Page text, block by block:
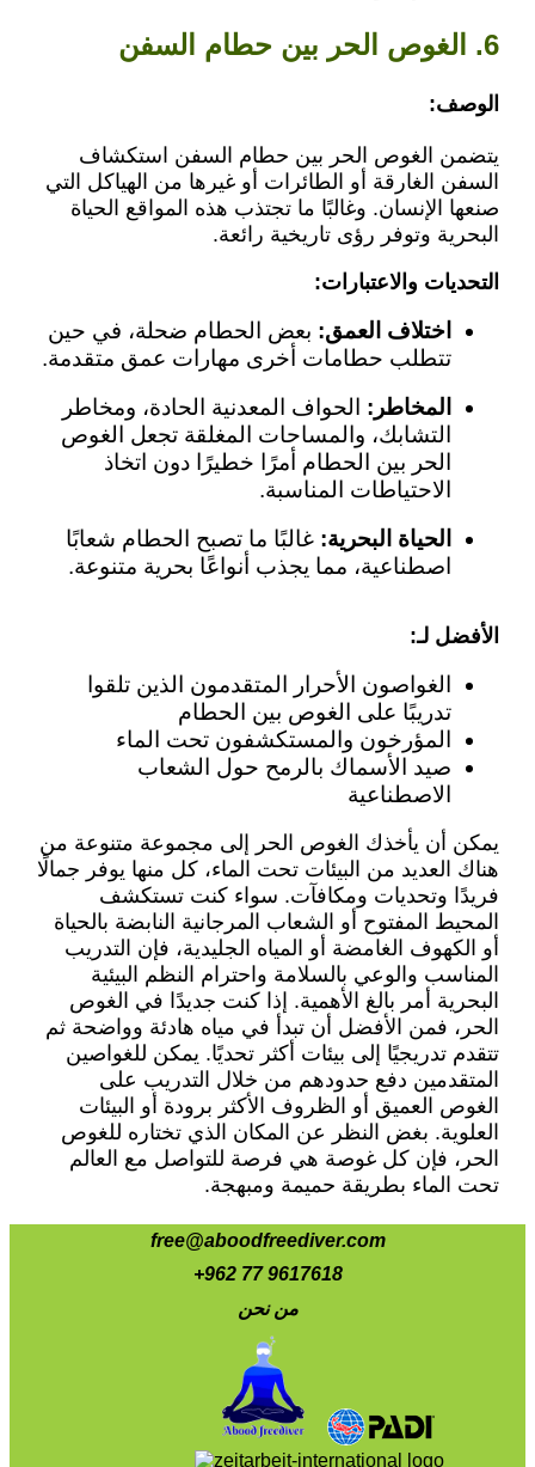
6. الغوص الحر بين حطام السفن
الوصف:
يتضمن الغوص الحر بين حطام السفن استكشاف
السفن الغارقة أو الطائرات أو غيرها من الهياكل التي
صنعها الإنسان. وغالبًا ما تجتذب هذه المواقع الحياة
البحرية وتوفر رؤى تاريخية رائعة.
التحديات والاعتبارات:
اختلاف العمق: بعض الحطام ضحلة، في حين
تتطلب حطامات أخرى مهارات عمق متقدمة.
المخاطر: الحواف المعدنية الحادة، ومخاطر
التشابك، والمساحات المغلقة تجعل الغوص
الحر بين الحطام أمرًا خطيرًا دون اتخاذ
الاحتياطات المناسبة.
الحياة البحرية: غالبًا ما تصبح الحطام شعابًا
اصطناعية، مما يجذب أنواعًا بحرية متنوعة.
الأفضل لـ:
الغواصون الأحرار المتقدمون الذين تلقوا
تدريبًا على الغوص بين الحطام
المؤرخون والمستكشفون تحت الماء
صيد الأسماك بالرمح حول الشعاب
الاصطناعية
يمكن أن يأخذك الغوص الحر إلى مجموعة متنوعة من
هناك العديد من البيئات تحت الماء، كل منها يوفر جمالًا
فريدًا وتحديات ومكافآت. سواء كنت تستكشف
المحيط المفتوح أو الشعاب المرجانية النابضة بالحياة
أو الكهوف الغامضة أو المياه الجليدية، فإن التدريب
المناسب والوعي بالسلامة واحترام النظم البيئية
البحرية أمر بالغ الأهمية. إذا كنت جديدًا في الغوص
الحر، فمن الأفضل أن تبدأ في مياه هادئة وواضحة ثم
تتقدم تدريجيًا إلى بيئات أكثر تحديًا. يمكن للغواصين
المتقدمين دفع حدودهم من خلال التدريب على
الغوص العميق أو الظروف الأكثر برودة أو البيئات
العلوية. بغض النظر عن المكان الذي تختاره للغوص
الحر، فإن كل غوصة هي فرصة للتواصل مع العالم
تحت الماء بطريقة حميمة ومبهجة.
free@aboodfreediver.com
+962 77 9617618
من نحن